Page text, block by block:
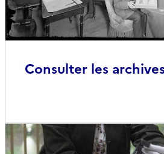
Consulter les